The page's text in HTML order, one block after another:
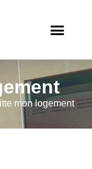
mon logement